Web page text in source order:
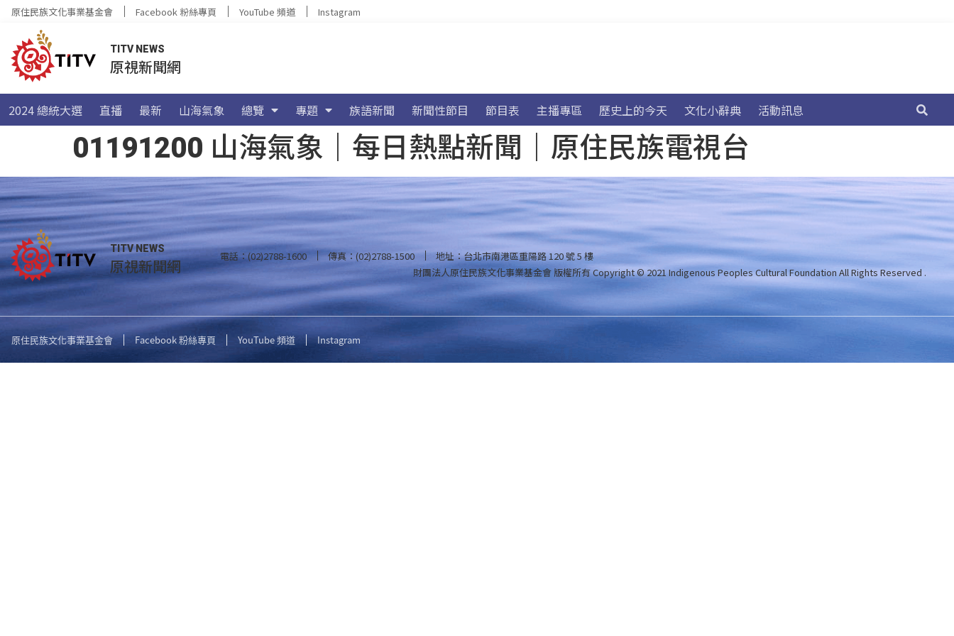
原住民族文化事業基金會 Facebook 粉絲專頁 YouTube 頻道 Instagram
TITV NEWS
原視新聞網
2024 總統大選 直播 最新 山海氣象 總覽 專題 族語新聞 新聞性節目 節目表 主播專區 歷史上的今天 文化小辭典 活動訊息
01191200 山海氣象｜每日熱點新聞｜原住民族電視台
TITV NEWS
原視新聞網 電話：(02)2788-1600 傳真：(02)2788-1500
地址：台北市南港區重陽路 120 號 5 樓
財團法人原住民族文化事業基金會 版權所有Copyright © 2021 Indigenous Peoples Cultural Foundation All Rights Reserved .
原住民族文化事業基金會 Facebook 粉絲專頁 YouTube 頻道 Instagram